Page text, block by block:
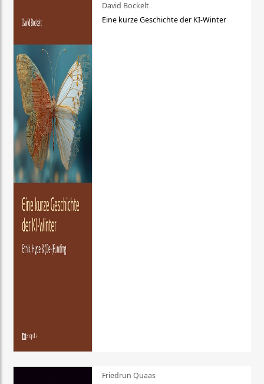
David Bockelt
Eine kurze Geschichte der KI-Winter
Friedrun Quaas